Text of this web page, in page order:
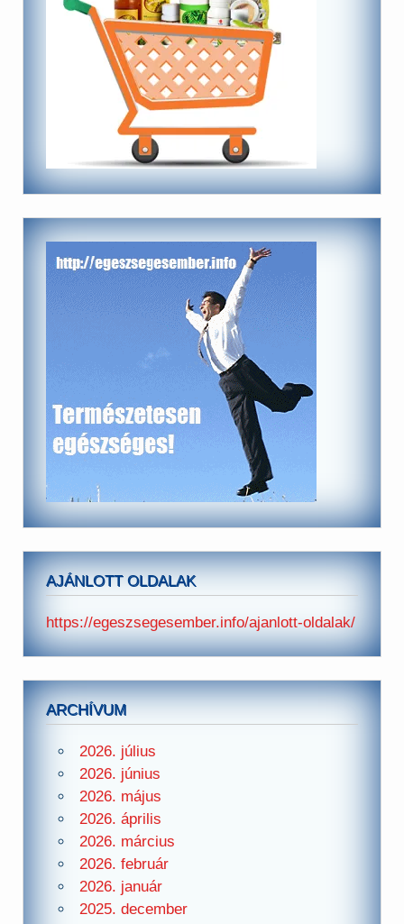
AJÁNLOTT OLDALAK
https://egeszsegesember.info/ajanlott-oldalak/
ARCHÍVUM
2026. július
2026. június
2026. május
2026. április
2026. március
2026. február
2026. január
2025. december